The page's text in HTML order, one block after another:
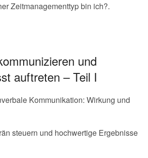
Zeitmanagementtyp bin ich?.
und
auftreten – Teil I
Kommunikation: Wirkung und
steuern und hochwertige Ergebnisse